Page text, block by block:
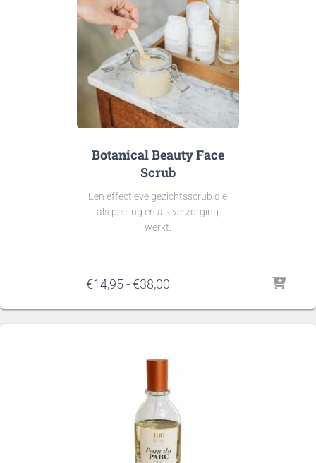
Botanical Beauty Face
Scrub
Een effectieve gezichtsscrub die
als peeling en als verzorging
werkt.
€14,95-€38,00
tot